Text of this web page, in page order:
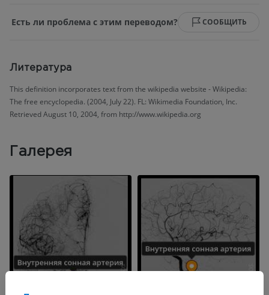
Есть ли проблема с этим переводом? СООБЩИТЬ
Литература
This definition incorporates text from the wikipedia website - Wikipedia:
The free encyclopedia. (2004, July 22). FL: Wikimedia Foundation, Inc.
Retrieved August 10, 2004, from http://www.wikipedia.org
Галерея